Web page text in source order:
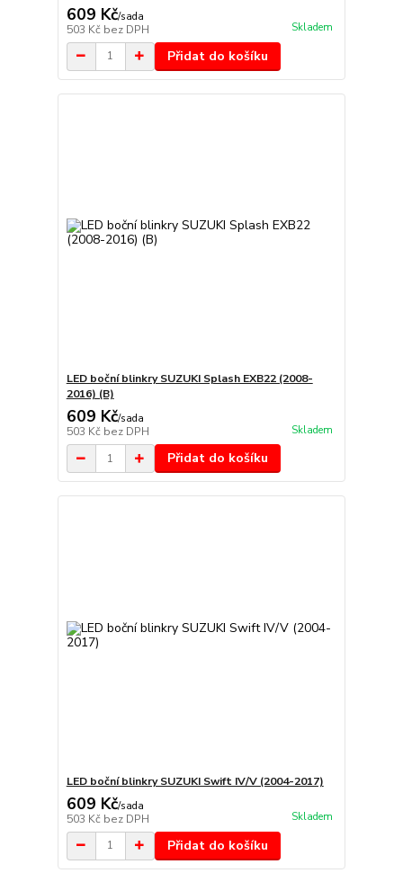
609 Kč/sada
503 Kč bez DPH Skladem
Přidat do košíku
LED boční blinkry SUZUKI Splash EXB22 (2008-
2016) (B)
609 Kč/sada
503 Kč bez DPH Skladem
Přidat do košíku
LED boční blinkry SUZUKI Swift IV/V (2004-2017)
609 Kč/sada
503 Kč bez DPH Skladem
Přidat do košíku